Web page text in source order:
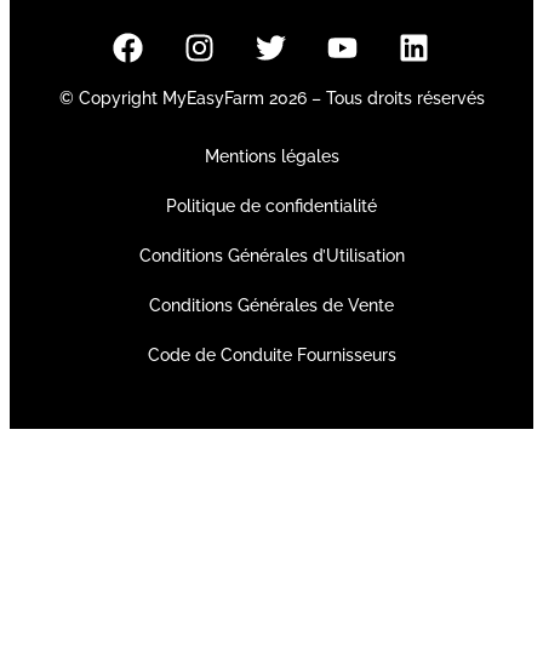
© Copyright MyEasyFarm 2026 – Tous droits réservés
Mentions légales
Politique de confidentialité
Conditions Générales d’Utilisation
Conditions Générales de Vente
Code de Conduite Fournisseurs